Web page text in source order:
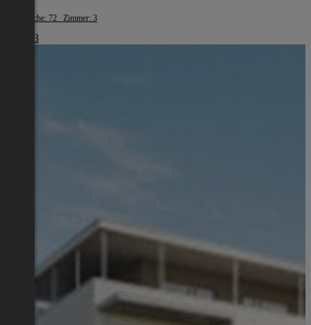
Wohnfläche: 72 Zimmer: 3
€ 1.483